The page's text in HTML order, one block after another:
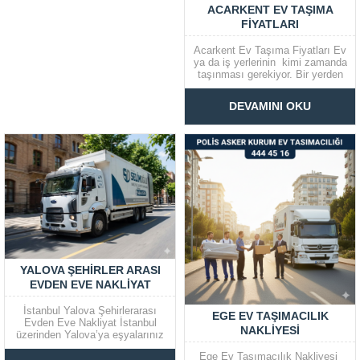
ACARKENT EV TAŞIMA
FIYATLARI
Acarkent Ev Taşıma Fiyatları Ev
ya da iş yerlerinin kimi zamanda
taşınması gerekiyor. Bir yerden
başka yere nakliyede gerekli
oldukça sıkıntı ve son derece
zahmetli bir süreci beraberinde
getirir. Eşyaların toplanması,
paketlenmesinin yanı sıra
mobilyaların söküm...
DEVAMINI OKU
YALOVA ŞEHIRLER ARASI
EVDEN EVE NAKLIYAT
İstanbul Yalova Şehirlerarası
Evden Eve Nakliyat İstanbul
üzerinden Yalova’ya eşyalarınız
güvenle taşınmaya devam
EGE EV TAŞIMACILIK
NAKLIYESI
Ege Ev Taşımacılık Nakliyesi